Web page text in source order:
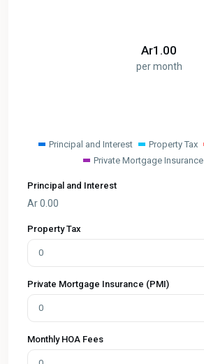
Ar1.00
per month
Principal and Interest Property Tax
Private Mortgage Insurance
Principal and Interest
Ar0.00
Property Tax
Private Mortgage Insurance (PMI)
Monthly HOA Fees